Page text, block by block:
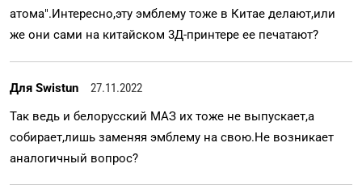
атома".Интересно,эту эмблему тоже в Китае делают,или
же они сами на китайском 3Д-принтере ее печатают?
Для Swistun
27.11.2022
Так ведь и белорусский МАЗ их тоже не выпускает,а
собирает,лишь заменяя эмблему на свою.Не возникает
аналогичный вопрос?